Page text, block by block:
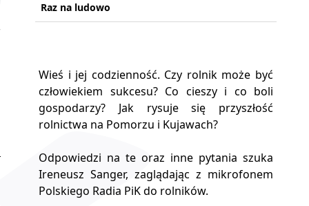
Raz na ludowo
Wieś i jej codzienność. Czy rolnik może być
człowiekiem sukcesu? Co cieszy i co boli
gospodarzy? Jak rysuje się przyszłość
rolnictwa na Pomorzu i Kujawach?
Odpowiedzi na te oraz inne pytania szuka
Ireneusz Sanger, zaglądając z mikrofonem
Polskiego Radia PiK do rolników.